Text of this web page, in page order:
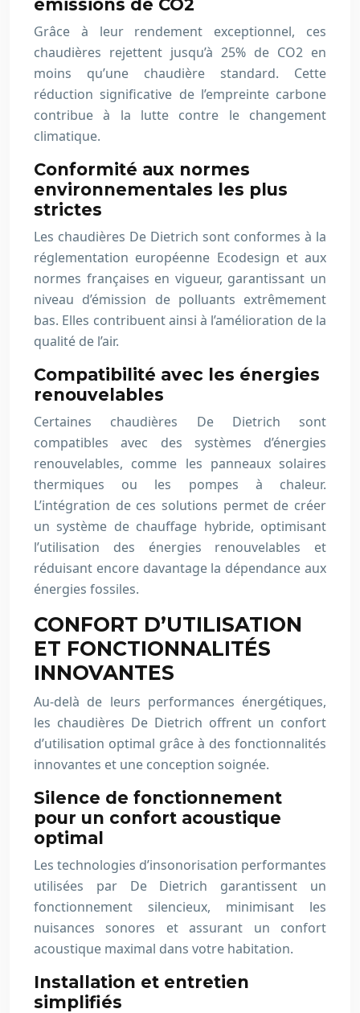
émissions de CO2
Grâce à leur rendement exceptionnel, ces
chaudières rejettent jusqu’à 25% de CO2 en
moins qu’une chaudière standard. Cette
réduction significative de l’empreinte carbone
contribue à la lutte contre le changement
climatique.
Conformité aux normes
environnementales les plus
strictes
Les chaudières De Dietrich sont conformes à la
réglementation européenne Ecodesign et aux
normes françaises en vigueur, garantissant un
niveau d’émission de polluants extrêmement
bas. Elles contribuent ainsi à l’amélioration de la
qualité de l’air.
Compatibilité avec les énergies
renouvelables
Certaines chaudières De Dietrich sont
compatibles avec des systèmes d’énergies
renouvelables, comme les panneaux solaires
thermiques ou les pompes à chaleur.
L’intégration de ces solutions permet de créer
un système de chauffage hybride, optimisant
l’utilisation des énergies renouvelables et
réduisant encore davantage la dépendance aux
énergies fossiles.
CONFORT D’UTILISATION
ET FONCTIONNALITÉS
INNOVANTES
Au-delà de leurs performances énergétiques,
les chaudières De Dietrich offrent un confort
d’utilisation optimal grâce à des fonctionnalités
innovantes et une conception soignée.
Silence de fonctionnement
pour un confort acoustique
optimal
Les technologies d’insonorisation performantes
utilisées par De Dietrich garantissent un
fonctionnement silencieux, minimisant les
nuisances sonores et assurant un confort
acoustique maximal dans votre habitation.
Installation et entretien
simplifiés